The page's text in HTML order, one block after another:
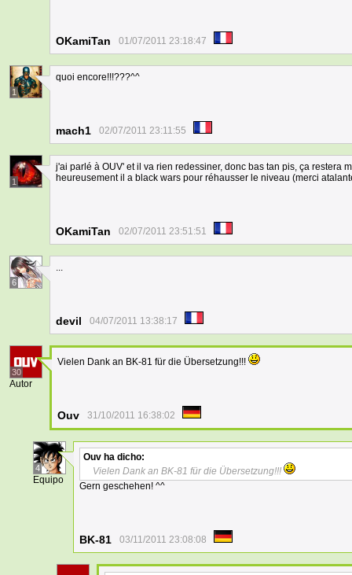
OKamiTan 01/07/2011 23:18:47
1
quoi encore!!!???^^
mach1 02/07/2011 23:11:55
1
j'ai parlé à OUV' et il va rien redessiner, donc bas tan pis, ça restera
heureusement il a black wars pour réhausser le niveau (merci
OKamiTan 02/07/2011 23:51:51
6
...
devil 04/07/2011 13:38:17
30
Autor
Vielen Dank an BK-81 für die Übersetzung!!!
Ouv 31/10/2011 16:38:02
4
Equipo
Ouv ha dicho:
Vielen Dank an BK-81 für die Übersetzung!!!
Gern geschehen! ^^
BK-81 03/11/2011 23:08:08